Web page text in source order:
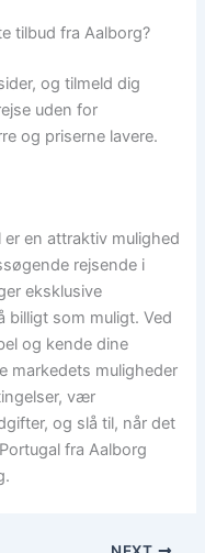
tilbud fra Aalborg?
og tilmeld dig
uden for
og priserne lavere.
en attraktiv mulighed
rejsende i
eksklusive
billigt som muligt. Ved
og kende dine
markedets muligheder
vær
og slå til, når det
fra Aalborg